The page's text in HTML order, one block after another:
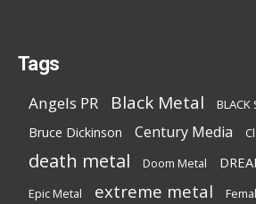
Tags
Angels PR Black Metal BLACK
Bruce Dickinson Century Media
death metal Doom Metal
Epic Metal extreme metal